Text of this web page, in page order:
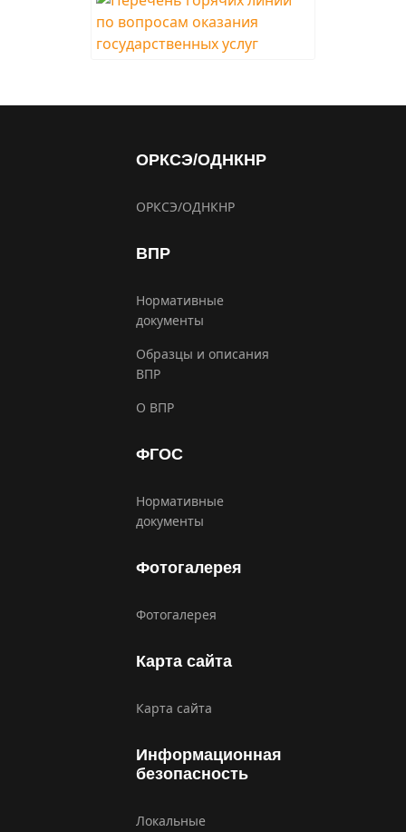
ОРКСЭ/ОДНКНР
ОРКСЭ/ОДНКНР
ВПР
Нормативные
документы
Образцы и описания
ВПР
О ВПР
ФГОС
Нормативные
документы
Фотогалерея
Фотогалерея
Карта сайта
Карта сайта
Информационная
безопасность
Локальные